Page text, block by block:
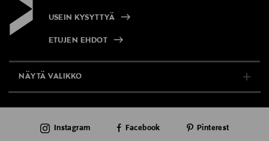
Keilaranta 13 A, 02150, Espoo, Finland
Digitaalinen osoite
neuvonta@loreal.com
Avainsanat
Lancôme, ihonhoito, päivävoide, kasvovoide,
kosteusvoide, erittäin kuivan ihon hoito,päivittäinen
USEIN KYSYTTYÄ
ETUJEN EHDOT
NÄYTÄ VALIKKO
AJANKOHTAISTA
Instagram Facebook Pinterest